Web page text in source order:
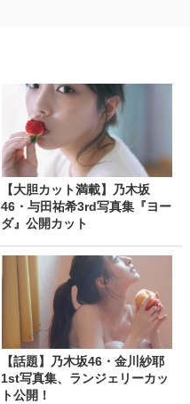
【大胆カット満載】乃木坂
46・与田祐希3rd写真集『ヨー
ダ』公開カット
【話題】乃木坂46・金川紗耶
1st写真集、ランジェリーカッ
ト公開！